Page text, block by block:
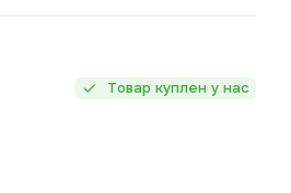
Товар куплен у нас